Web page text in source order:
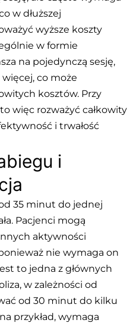
w dłuższej
wyższe koszty
w formie
na pojedynczą sesję,
co może
kosztów. Przy
więc rozważyć całkowity
i trwałość
i
35 minut do jednej
Pacjenci mogą
aktywności
nie wymaga on
to jedna z głównych
w zależności od
od 30 minut do kilku
przykład, wymaga